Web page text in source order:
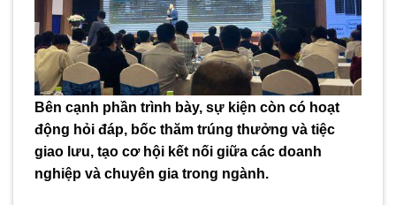
Bên cạnh phần trình bày, sự kiện còn có hoạt
động hỏi đáp, bốc thăm trúng thưởng và tiệc
giao lưu, tạo cơ hội kết nối giữa các doanh
nghiệp và chuyên gia trong ngành.